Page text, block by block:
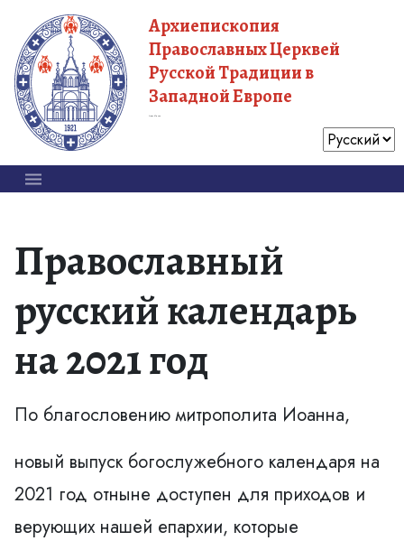
Архиепископия
Православных Церквей
Русской Традиции в
Западной Европе
Православный
русский календарь
на 2021 год
По благословению митрополита Иоанна,
новый выпуск богослужебного календаря на
2021 год отныне доступен для приходов и
верующих нашей епархии, которые